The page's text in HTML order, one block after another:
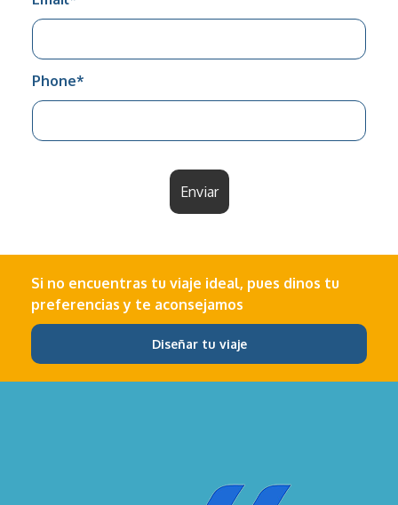
Phone*
Enviar
Si no encuentras tu viaje ideal, pues dinos tu
preferencias y te aconsejamos
Diseñar tu viaje